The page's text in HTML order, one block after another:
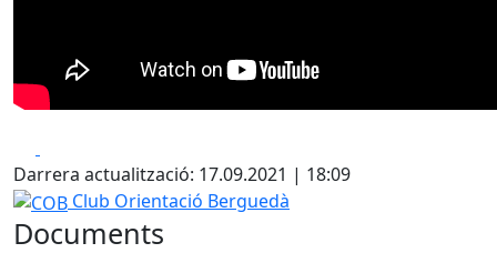
Darrera actualització: 17.09.2021 | 18:09
COB
Club Orientació Berguedà
Documents